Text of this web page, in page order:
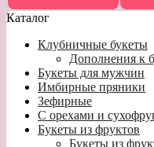
Каталог
Клубничные букеты
Дополнения к
Букеты для мужчин
Имбирные пряники
Зефирные
С орехами и
Букеты из фруктов
Букеты из